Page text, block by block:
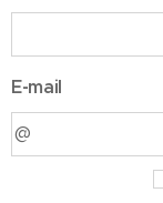
E-mail